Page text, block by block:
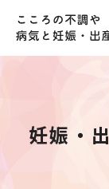
妊娠・